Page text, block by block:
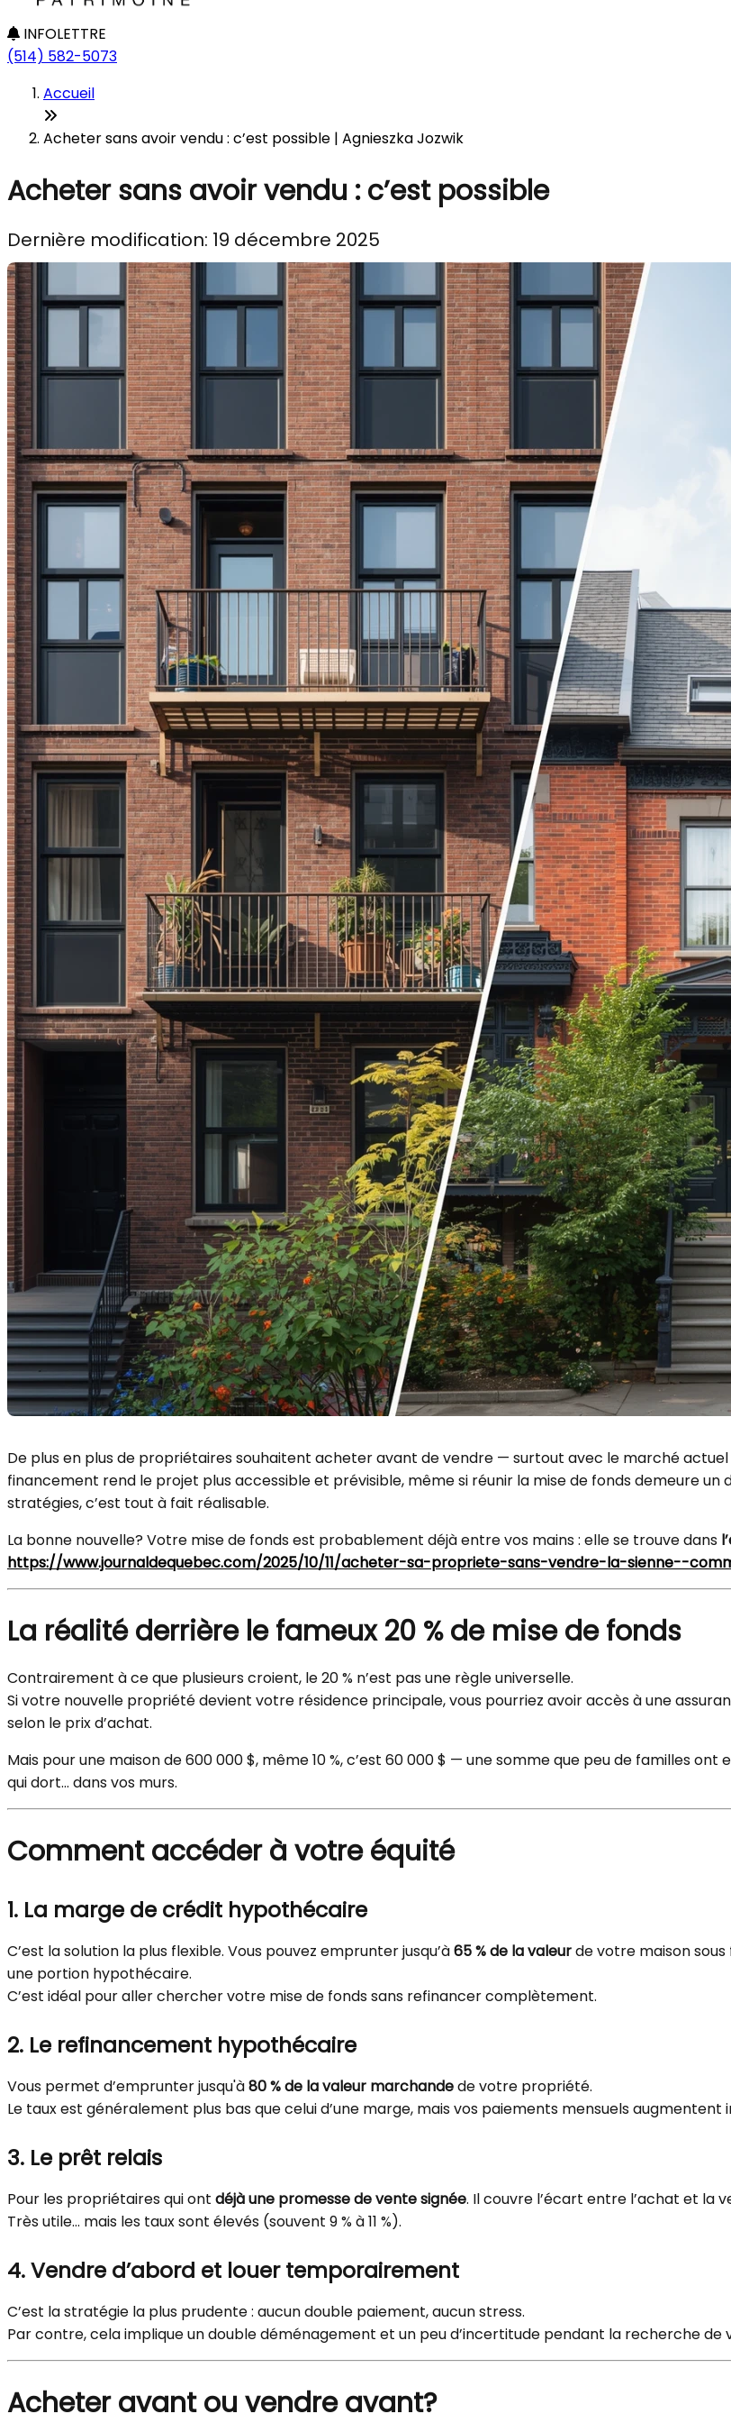
INFOLETTRE
(514) 582-5073
Accueil
Acheter sans avoir vendu : c’est possible | Agnieszka Jozwik
Acheter sans avoir vendu : c’est possible
Dernière modification: 19 décembre 2025
De plus en plus de propriétaires souhaitent acheter avant de vendre — surtout avec le marché
financement rend le projet plus accessible et prévisible, même si réunir la mise de fonds demeure un
stratégies, c’est tout à fait réalisable.
La bonne nouvelle? Votre mise de fonds est probablement déjà entre vos mains : elle se trouve dans
https://www.journaldequebec.com/2025/10/11/acheter-sa-propriete-sans-vendre-la-sienne--
La réalité derrière le fameux 20 % de mise de fonds
Contrairement à ce que plusieurs croient, le 20 % n’est pas une règle universelle.
Si votre nouvelle propriété devient votre résidence principale, vous pourriez avoir accès à une
selon le prix d’achat.
Mais pour une maison de 600 000 $, même 10 %, c’est 60 000 $ — une somme que peu de familles
qui dort… dans vos murs.
Comment accéder à votre équité
1. La marge de crédit hypothécaire
C’est la solution la plus flexible. Vous pouvez emprunter jusqu’à65 % de la valeurde votre maison sous
une portion hypothécaire.
C’est idéal pour aller chercher votre mise de fonds sans refinancer complètement.
2. Le refinancement hypothécaire
Vous permet d’emprunter jusqu'à80 % de la valeur marchandede votre propriété.
Le taux est généralement plus bas que celui d’une marge, mais vos paiements mensuels
3. Le prêt relais
Pour les propriétaires qui ont déjà une promesse de vente signée. Il couvre l’écart entre l’achat et la
Très utile… mais les taux sont élevés (souvent 9 % à 11 %).
4. Vendre d’abord et louer temporairement
C’est la stratégie la plus prudente : aucun double paiement, aucun stress.
Par contre, cela implique un double déménagement et un peu d’incertitude pendant la recherche de
Acheter avant ou vendre avant?